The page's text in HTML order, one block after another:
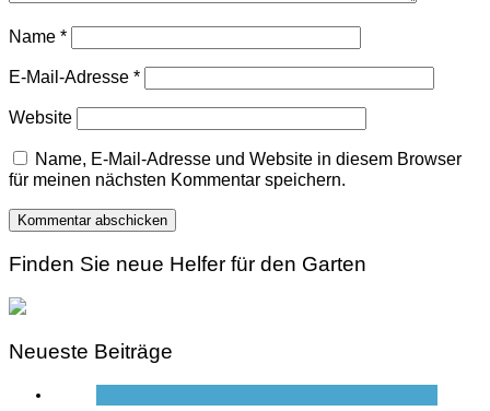
Name *
E-Mail-Adresse *
Website
Name, E-Mail-Adresse und Website in diesem Browser
für meinen nächsten Kommentar speichern.
Finden Sie neue Helfer für den Garten
Neueste Beiträge